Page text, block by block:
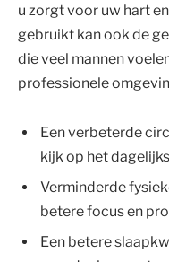
u zorgt voor uw hart
gebruikt kan ook de
die veel mannen
professionele
Een verbeterde
kijk op het
Verminderde
betere focus en
Een betere